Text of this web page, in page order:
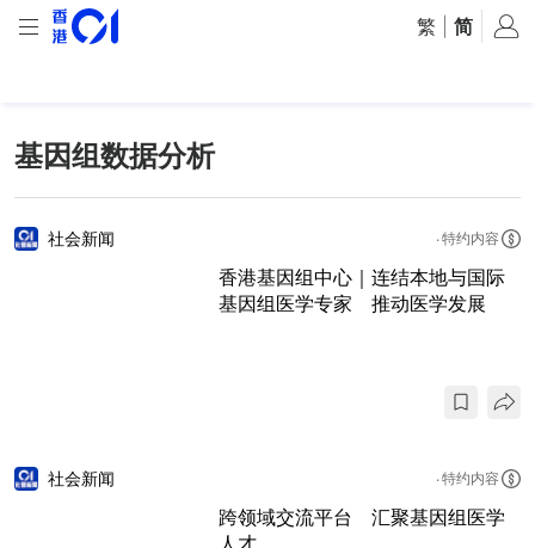
繁 简
基因组数据分析
社会新闻 特约内容
香港基因组中心｜连结本地与国际
基因组医学专家 推动医学发展
社会新闻 特约内容
跨领域交流平台 汇聚基因组医学